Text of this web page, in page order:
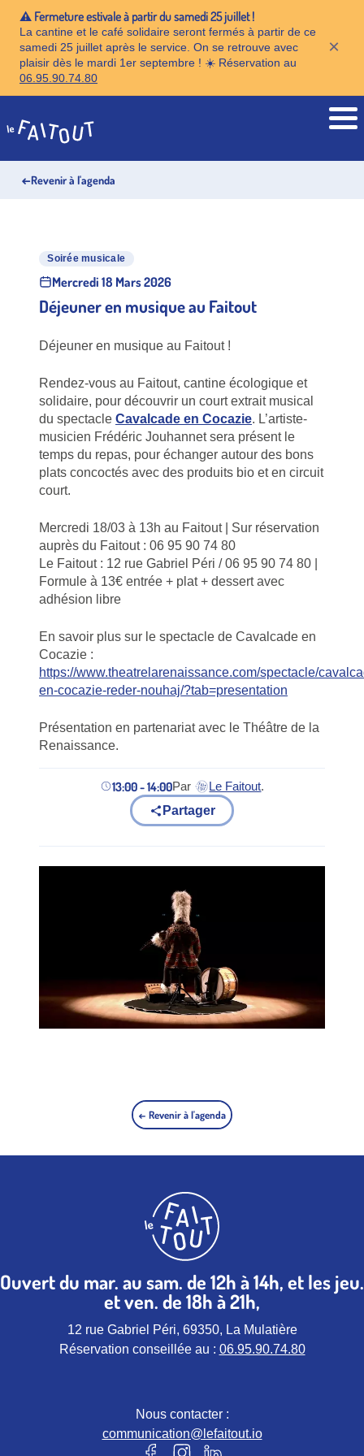
⚠️ Fermeture estivale à partir du samedi 25 juillet !
La cantine et le café solidaire seront fermés à partir de ce
samedi 25 juillet après le service. On se retrouve avec
plaisir dès le mardi 1er septembre ! ☀️ Réservation au
06.95.90.74.80
×
Accueil
←Revenir à l'agenda
Soirée musicale
Mercredi 18 Mars 2026
Déjeuner en musique au Faitout
Déjeuner en musique au Faitout !
Rendez-vous au Faitout, cantine écologique et
solidaire, pour découvrir un court extrait musical
du spectacle Cavalcade en Cocazie. L’artiste-
musicien Frédéric Jouhannet sera présent le
temps du repas, pour échanger autour des bons
plats concoctés avec des produits bio et en circuit
court.
Mercredi 18/03 à 13h au Faitout | Sur réservation
auprès du Faitout : 06 95 90 74 80
Le Faitout : 12 rue Gabriel Péri / 06 95 90 74 80 |
Formule à 13€ entrée + plat + dessert avec
adhésion libre
En savoir plus sur le spectacle de Cavalcade en
Cocazie :
https://www.theatrelarenaissance.com/spectacle/
en-cocazie-reder-nouhaj/?tab=presentation
Présentation en partenariat avec le Théâtre de la
Renaissance.
13:00 - 14:00Par Le Faitout
(nouvel onglet)
.
Partager
← Revenir à l'agenda
Ouvert du mar. au sam. de 12h à 14h, et les jeu.
et ven. de 18h à 21h,
12 rue Gabriel Péri, 69350, La Mulatière
Réservation conseillée au : 06.95.90.74.80
Nous contacter :
communication@lefaitout.io
Notre page Facebook (nouvel
Notre page instagram (nouvel
Notre page Linkedin